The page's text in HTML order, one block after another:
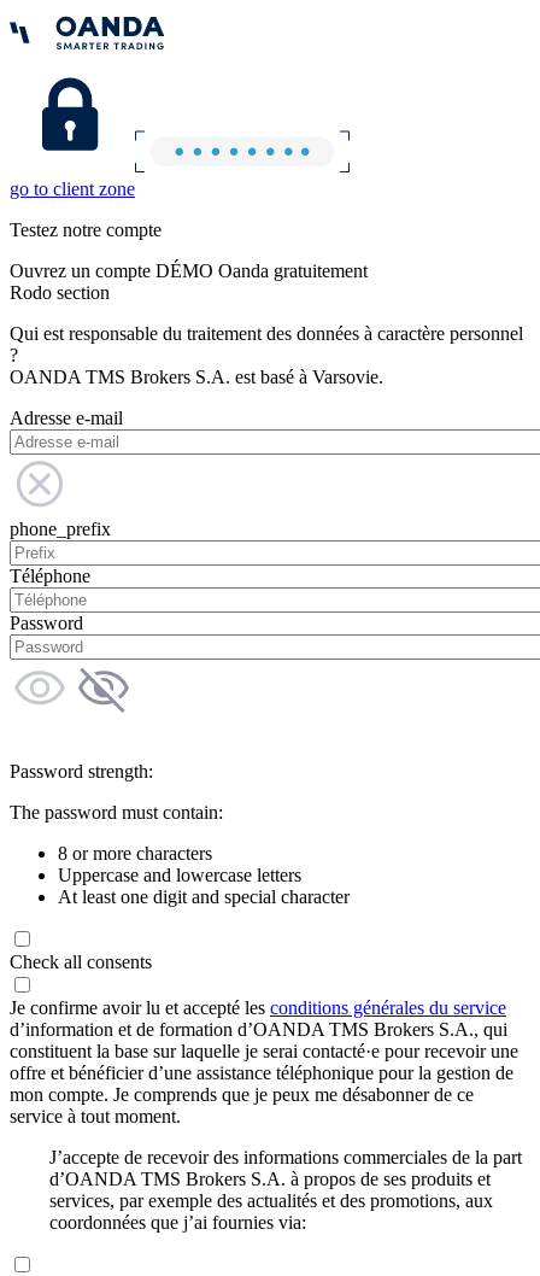
go to client zone
Testez notre compte
Ouvrez un compte DÉMO Oanda gratuitement
Rodo section
Qui est responsable du traitement des données à caractère personnel
?
OANDA TMS Brokers S.A. est basé à Varsovie.
Adresse e-mail
phone_prefix
Téléphone
Password
Password strength:
The password must contain:
8 or more characters
Uppercase and lowercase letters
At least one digit and special character
Check all consents
Je confirme avoir lu et accepté les conditions générales du service
d’information et de formation d’OANDA TMS Brokers S.A., qui
constituent la base sur laquelle je serai contacté·e pour recevoir une
offre et bénéficier d’une assistance téléphonique pour la gestion de
mon compte. Je comprends que je peux me désabonner de ce
service à tout moment.
J’accepte de recevoir des informations commerciales de la part
d’OANDA TMS Brokers S.A. à propos de ses produits et
services, par exemple des actualités et des promotions, aux
coordonnées que j’ai fournies via: